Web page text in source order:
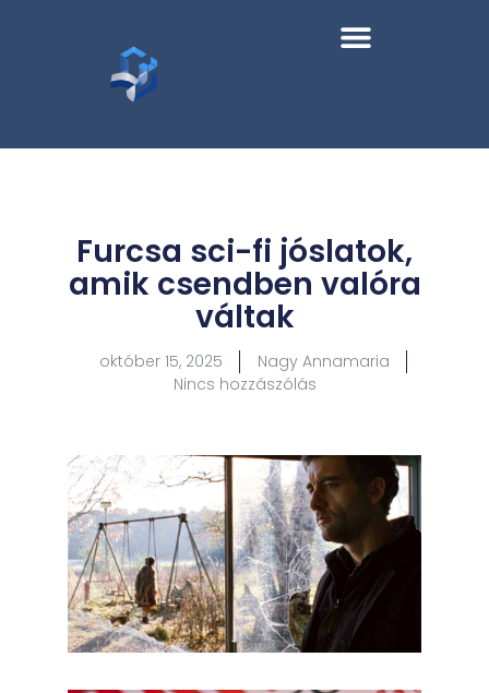
Furcsa sci-fi jóslatok,
amik csendben valóra
váltak
október 15, 2025
Nagy Annamaria
Nincs hozzászólás